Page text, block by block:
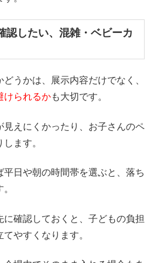
認したい、混雑・ベビーカ
うかは、展示内容だけでなく、
けられるかも大切です。
見えにくかったり、お子さんのペ
ます。
日や朝の時間帯を選ぶと、落ち
に確認しておくと、子どもの負担
やすくなります。